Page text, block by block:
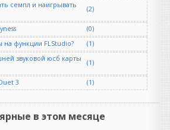
в
EDITION OF
MOST
ENDURING
EVER
Ностальгии |
семпл и наигрывать
(2)
(0)
на функции FLStudio?
(1)
звуковой юсб карты
(1)
3 (1)
в этом месяце